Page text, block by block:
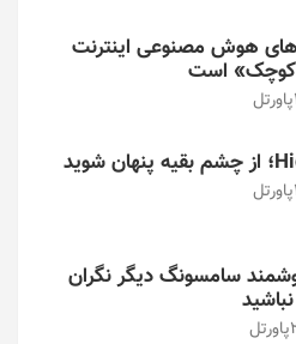
هوش مصنوعی اینترنت
کوچک» است
پاورتل
پاورتل
سامسونگ دیگر نگران
پاورتل